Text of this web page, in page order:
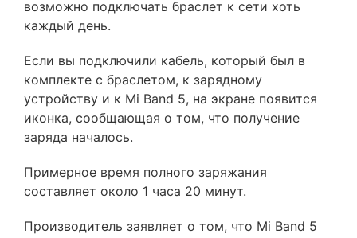
возможно подключать браслет к сети хоть
каждый день.
Если вы подключили кабель, который был в
комплекте с браслетом, к зарядному
устройству и к Mi Band 5, на экране появится
иконка, сообщающая о том, что получение
заряда началось.
Примерное время полного заряжания
составляет около 1 часа 20 минут.
Производитель заявляет о том, что Mi Band 5